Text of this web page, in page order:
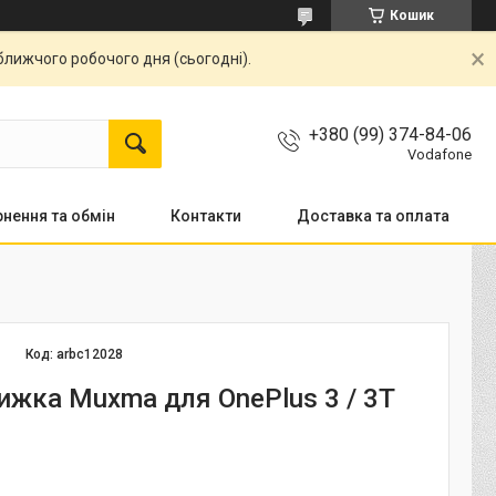
Кошик
робочого дня (сьогодні).
+380 (99) 374-84-06
Vodafone
та обмін Контакти Доставка та оплата
Код:arbc12028
Muxma для OnePlus 3 / 3T